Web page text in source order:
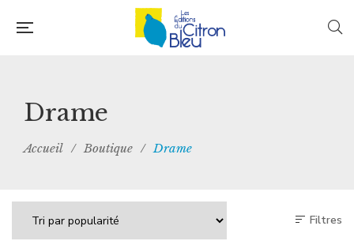
Drame
Accueil / Boutique / Drame
Filtres